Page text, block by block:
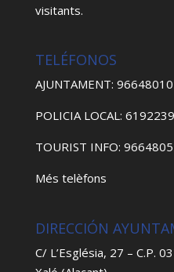
visitants.
TELÉFONOS
AJUNTAMENT:
POLICIA LOCAL:
TOURIST INFO:
Més telèfons
DIRECCIÓN
C/ L’Església, 27 – C.P.